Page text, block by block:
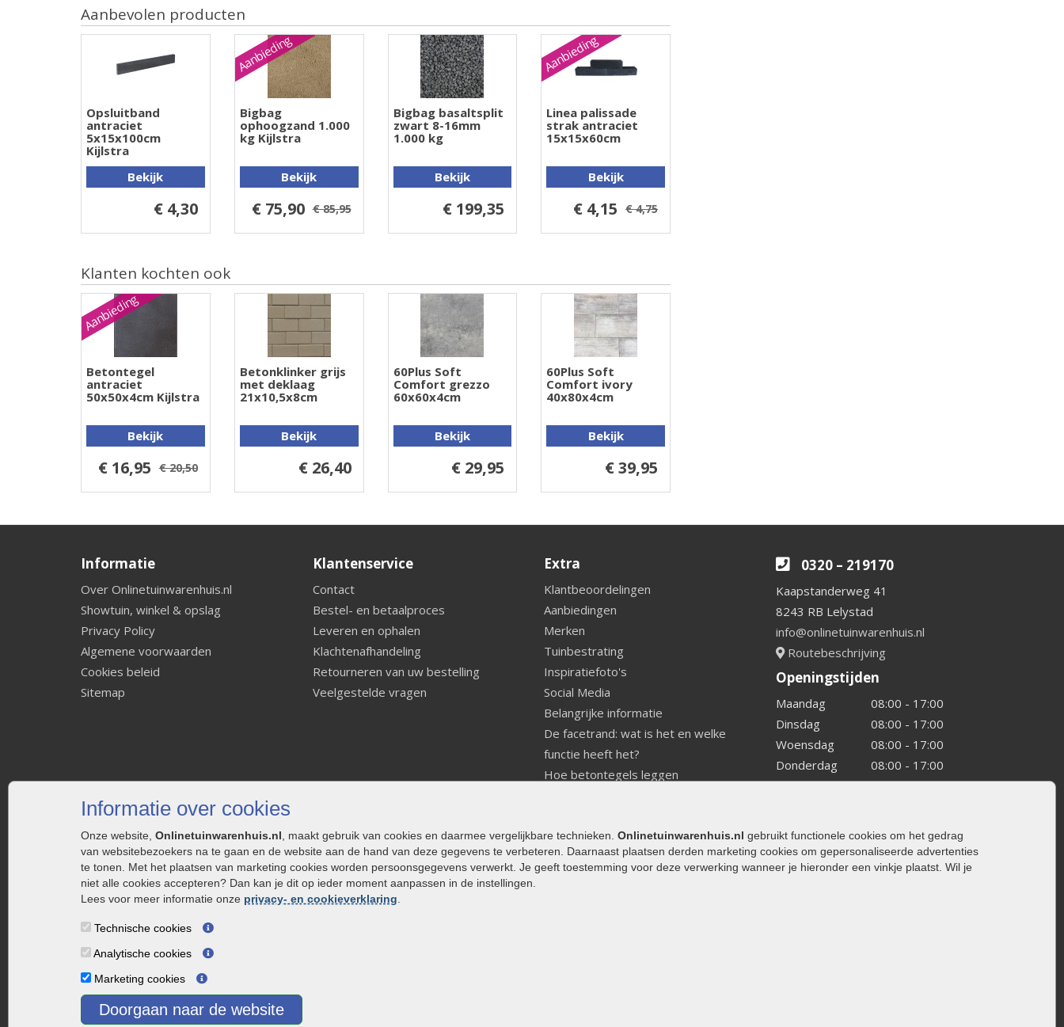
Informatie over cookies
Onze website, Onlinetuinwarenhuis.nl , maakt gebruik van cookies en daarmee vergelijkbare technieken. Onlinetuinwarenhuis.nl gebruikt functionele cookies om het gedrag
van websitebezoekers na te gaan en de website aan de hand van deze gegevens te verbeteren. Daarnaast plaatsen derden marketing cookies om gepersonaliseerde advertenties
te tonen. Met het plaatsen van marketing cookies worden persoonsgegevens verwerkt. Je geeft toestemming voor deze verwerking wanneer je hieronder een vinkje plaatst. Wil je
niet alle cookies accepteren? Dan kan je dit op ieder moment aanpassen in de instellingen.
Lees voor meer informatie onze privacy- en cookieverklaring
Technische cookies
Analytische cookies
Marketing cookies
Doorgaan naar de website
Aanbevolen producten
Opsluitband
antraciet
5x15x100cm
Kijlstra
Bekijk
€ 4,30
Aanbieding
Bigbag
ophoogzand 1.000
kg Kijlstra
Bekijk
€ 75,90 € 85,95
Bigbag basaltsplit
zwart 8-16mm
1.000 kg
Bekijk
€ 199,35
Aanbieding
Linea palissade
strak antraciet
15x15x60cm
Bekijk
€ 4,15 € 4,75
Klanten kochten ook
Aanbieding
Betontegel
antraciet
50x50x4cm Kijlstra
Bekijk
€ 16,95 € 20,50
Betonklinker grijs
met deklaag
21x10,5x8cm
Bekijk
€ 26,40
60Plus Soft
Comfort grezzo
60x60x4cm
Bekijk
€ 29,95
60Plus Soft
Comfort ivory
40x80x4cm
Bekijk
€ 39,95
Informatie
Over Onlinetuinwarenhuis.nl
Showtuin, winkel & opslag
Privacy Policy
Algemene voorwaarden
Cookies beleid
Sitemap
Klantenservice
Contact
Bestel- en betaalproces
Leveren en ophalen
Klachtenafhandeling
Retourneren van uw bestelling
Veelgestelde vragen
Extra
Klantbeoordelingen
Aanbiedingen
Merken
Tuinbestrating
Inspiratiefoto's
Social Media
Belangrijke informatie
De facetrand: wat is het en welke
functie heeft het?
Hoe betontegels leggen
Welke tuinstijl past bij mij
Strakke tuin inrichten
Legverbanden gebakken bestrating
0320 – 219170
Kaapstanderweg 41
8243 RB Lelystad
info@onlinetuinwarenhuis.nl
Routebeschrijving
Openingstijden
Maandag
08:00 - 17:00
Dinsdag
08:00 - 17:00
Woensdag
08:00 - 17:00
Donderdag
08:00 - 17:00
Vrijdag
08:00 - 17:00